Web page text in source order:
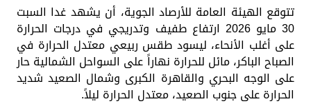
تتوقع الهيئة العامة للأرصاد الجوية، أن يشهد غدا السبت
30 مايو 2026 ارتفاع طفيف وتدريجي في درجات الحرارة
على أغلب الأنحاء، ليسود ​طقس ربيعي معتدل الحرارة في
الصباح الباكر، مائل للحرارة نهاراً على السواحل الشمالية حار
على الوجه البحري والقاهرة الكبرى وشمال الصعيد شديد
الحرارة على جنوب الصعيد، معتدل الحرارة ليلاً.